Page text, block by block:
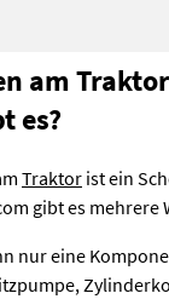
am
es?
Traktor ist ein
gibt es mehrere
nur eine